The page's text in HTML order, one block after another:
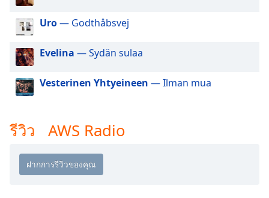
Beginning
dialog
window.
Escape
close
window.
Uro— Godthåbsvej
Evelina — Sydän sulaa
Vesterinen Yhtyeineen — Ilman mua
รีวิว AWS Radio